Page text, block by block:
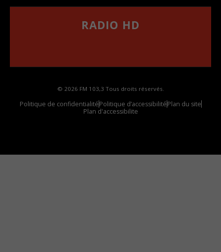
RADIO HD
© 2026 FM 103,3 Tous droits réservés.
Politique de confidentialitéPolitique d’accessibilitéPlan du site
Plan d'accessibilite